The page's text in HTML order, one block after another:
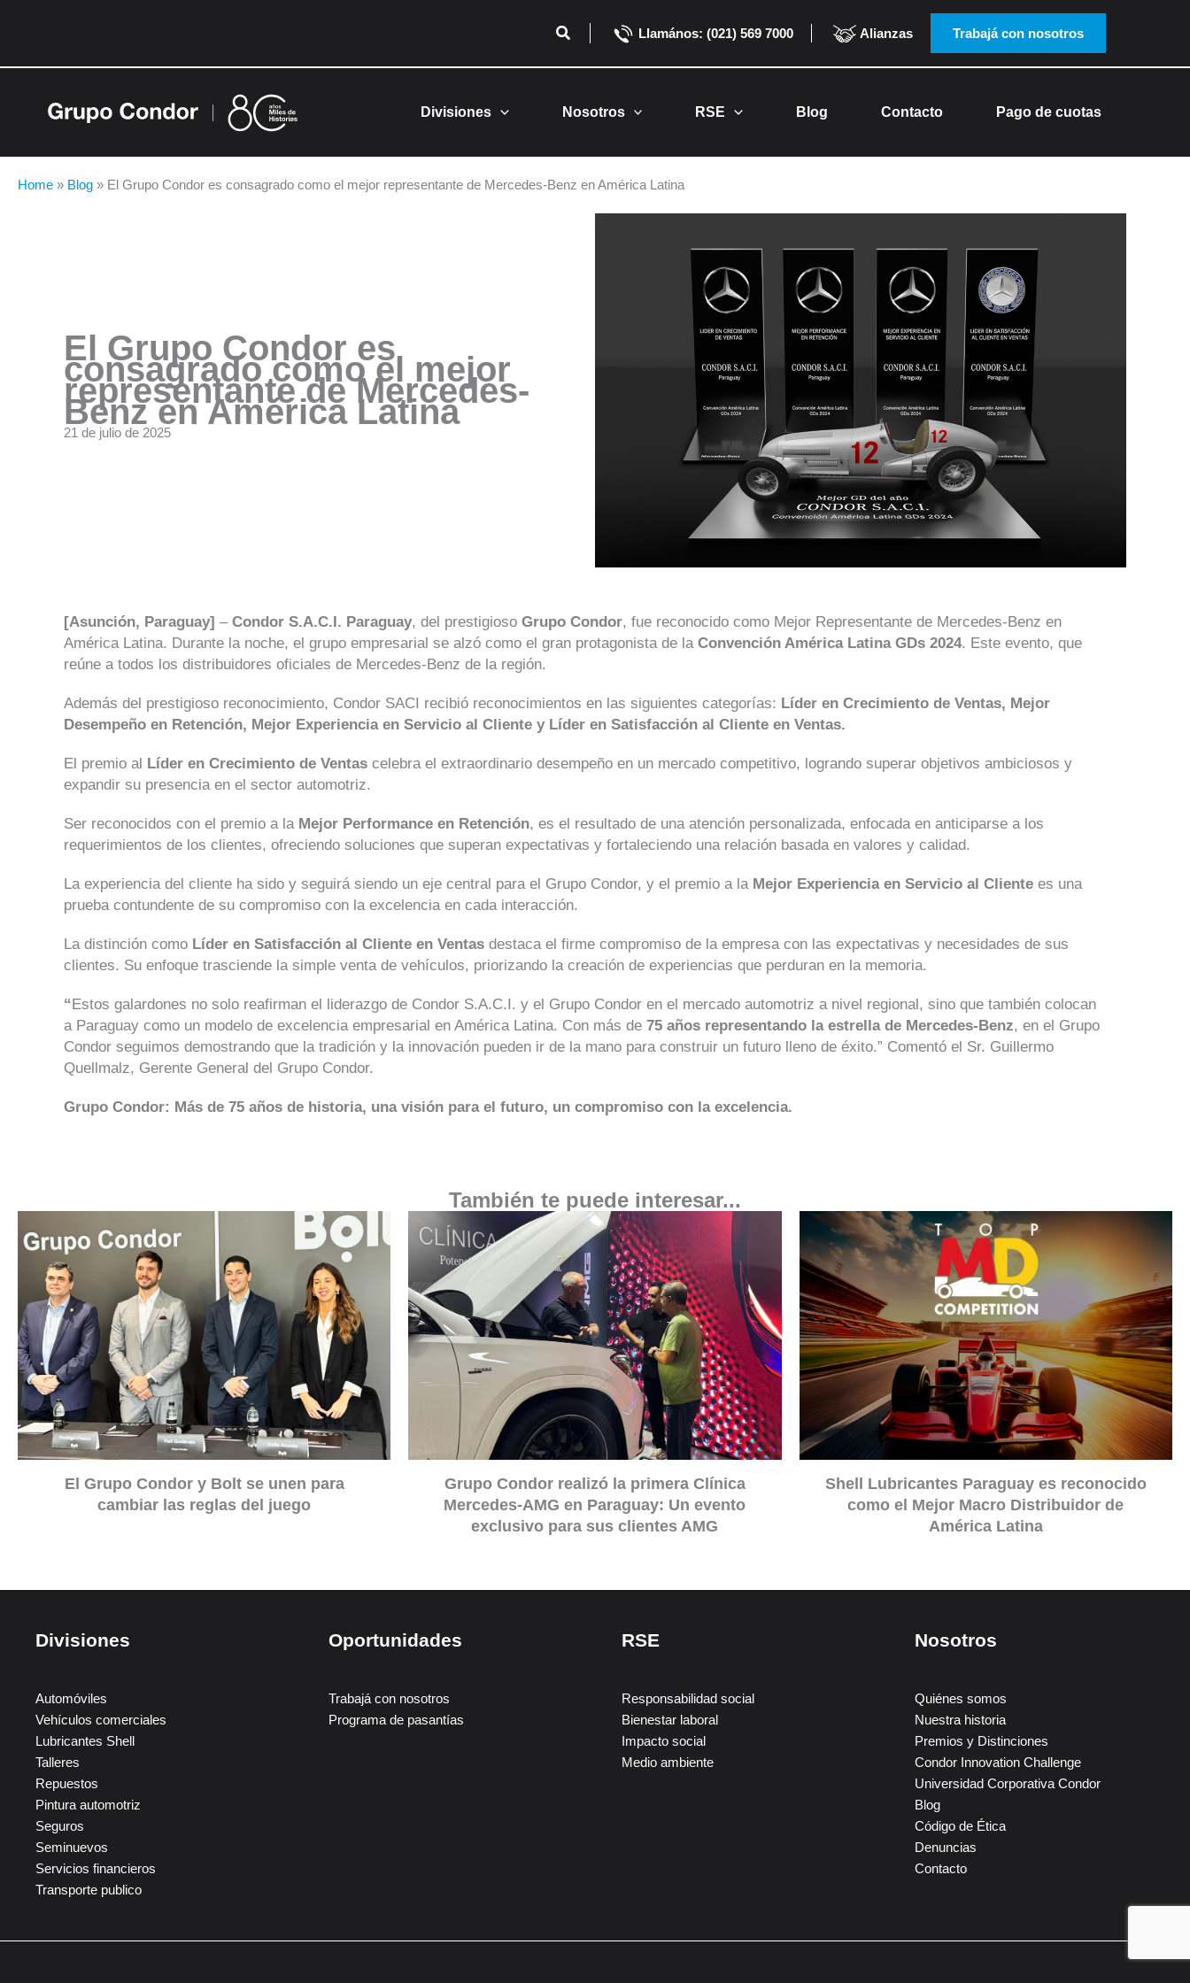
Buscar Llamános: (021) 569 7000 Alianzas Trabajá con nosotros
Divisiones Nosotros RSE Blog Contacto Pago de cuotas
Home » Blog » El Grupo Condor es consagrado como el mejor representante de Mercedes-Benz en América Latina
El Grupo Condor es
consagrado como el mejor
representante de Mercedes-
Benz en América Latina
21 de julio de 2025
[Asunción, Paraguay] – Condor S.A.C.I. Paraguay, del prestigioso Grupo Condor, fue reconocido como Mejor Representante de Mercedes-Benz en
América Latina. Durante la noche, el grupo empresarial se alzó como el gran protagonista de la Convención América Latina GDs 2024. Este evento, que
reúne a todos los distribuidores oficiales de Mercedes-Benz de la región.
Además del prestigioso reconocimiento, Condor SACI recibió reconocimientos en las siguientes categorías: Líder en Crecimiento de Ventas, Mejor
Desempeño en Retención, Mejor Experiencia en Servicio al Cliente y Líder en Satisfacción al Cliente en Ventas.
El premio al Líder en Crecimiento de Ventas celebra el extraordinario desempeño en un mercado competitivo, logrando superar objetivos ambiciosos y
expandir su presencia en el sector automotriz.
Ser reconocidos con el premio a la Mejor Performance en Retención, es el resultado de una atención personalizada, enfocada en anticiparse a los
requerimientos de los clientes, ofreciendo soluciones que superan expectativas y fortaleciendo una relación basada en valores y calidad.
La experiencia del cliente ha sido y seguirá siendo un eje central para el Grupo Condor, y el premio a la Mejor Experiencia en Servicio al Cliente es una
prueba contundente de su compromiso con la excelencia en cada interacción.
La distinción como Líder en Satisfacción al Cliente en Ventas destaca el firme compromiso de la empresa con las expectativas y necesidades de sus
clientes. Su enfoque trasciende la simple venta de vehículos, priorizando la creación de experiencias que perduran en la memoria.
“Estos galardones no solo reafirman el liderazgo de Condor S.A.C.I. y el Grupo Condor en el mercado automotriz a nivel regional, sino que también colocan
a Paraguay como un modelo de excelencia empresarial en América Latina. Con más de 75 años representando la estrella de Mercedes-Benz, en el Grupo
Condor seguimos demostrando que la tradición y la innovación pueden ir de la mano para construir un futuro lleno de éxito.” Comentó el Sr. Guillermo
Quellmalz, Gerente General del Grupo Condor.
Grupo Condor: Más de 75 años de historia, una visión para el futuro, un compromiso con la excelencia.
También te puede interesar...
El Grupo Condor y Bolt se unen para
cambiar las reglas del juego
Grupo Condor realizó la primera Clínica
Mercedes-AMG en Paraguay: Un evento
exclusivo para sus clientes AMG
Shell Lubricantes Paraguay es reconocido
como el Mejor Macro Distribuidor de
América Latina
Divisiones
Automóviles
Vehículos comerciales
Lubricantes Shell
Talleres
Repuestos
Pintura automotriz
Seguros
Seminuevos
Servicios financieros
Transporte publico
Oportunidades
Trabajá con nosotros
Programa de pasantías
RSE
Responsabilidad social
Bienestar laboral
Impacto social
Medio ambiente
Nosotros
Quiénes somos
Nuestra historia
Premios y Distinciones
Condor Innovation Challenge
Universidad Corporativa Condor
Blog
Código de Ética
Denuncias
Contacto